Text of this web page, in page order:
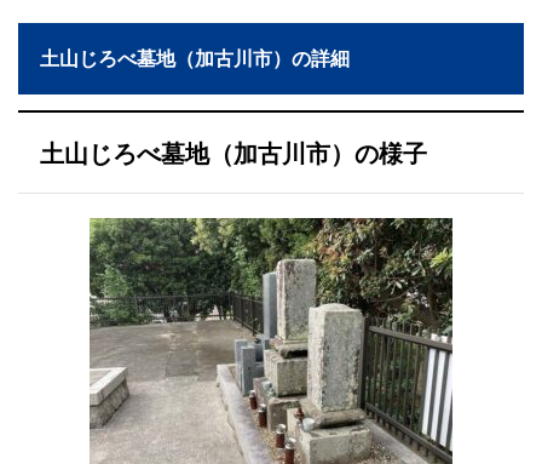
土山じろべ墓地（加古川市）の詳細
土山じろべ墓地（加古川市）の様子